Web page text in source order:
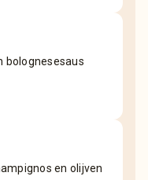
bolognesesaus
en olijven